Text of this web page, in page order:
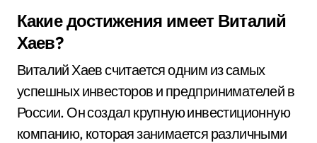
Какие достижения имеет Виталий
Хаев?
Виталий Хаев считается одним из самых
успешных инвесторов и предпринимателей в
России. Он создал крупную инвестиционную
компанию, которая занимается различными